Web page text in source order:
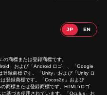
商標または登録商標です。
」および「Android ロゴ」、「Google
録商標です。「Unity」および「Unity ロ
登録商標です。「Cocos2d」および
商標または登録商標です。HTML5ロゴ
基づき使用されています。「Oculus」お